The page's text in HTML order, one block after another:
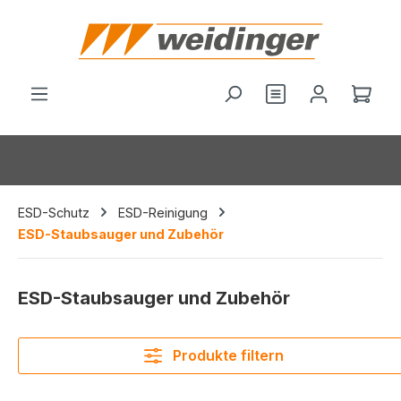
springen
Du hast 0
ESD-Schutz
ESD-Reinigung
ESD-Staubsauger und Zubehör
ESD-Staubsauger und Zubehör
Produkte filtern